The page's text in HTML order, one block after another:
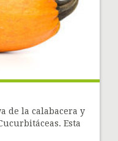
de la calabacera y
Esta